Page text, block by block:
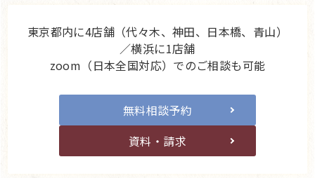
東京都内に4店舗（代々木、神田、日本橋、青山）
／横浜に1店舗
zoom（日本全国対応）でのご相談も可能
無料相談予約
資料・請求